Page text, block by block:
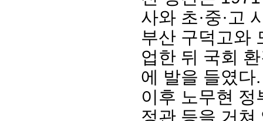
사와 초·중·고
부산 구덕고와
업한 뒤 국회
에 발을 들였다.
이후 노무현 정
정관 등을 거